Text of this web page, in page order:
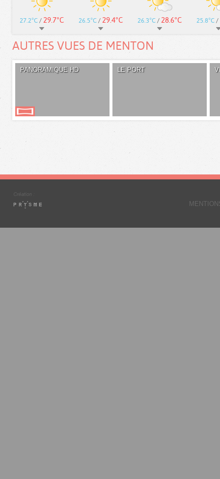
27.2°C / 29.7°C 26.5°C / 29.4°C 26.3°C / 28.6°C 25.8°C /
AUTRES VUES DE MENTON
PANORAMIQUE HD LE PORT